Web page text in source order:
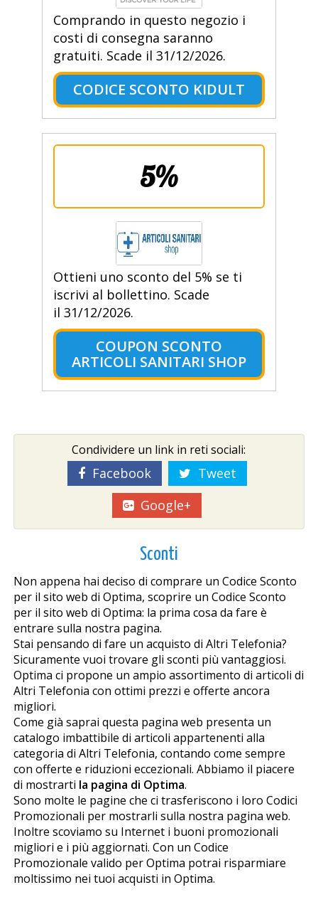
Comprando in questo negozio i
costi di consegna saranno
gratuiti. Scade il 31/12/2026.
CODICE SCONTO KIDULT
5%
Ottieni uno sconto del 5% se ti
iscrivi al bollettino. Scade
il 31/12/2026.
COUPON SCONTO
ARTICOLI SANITARI SHOP
Condividere un link in reti sociali:
Facebook
Tweet
Google+
Sconti
Non appena hai deciso di comprare un Codice Sconto
per il sito web di Optima, scoprire un Codice Sconto
per il sito web di Optima: la prima cosa da fare è
entrare sulla nostra pagina.
Stai pensando di fare un acquisto di Altri Telefonia?
Sicuramente vuoi trovare gli sconti più vantaggiosi.
Optima ci propone un ampio assortimento di articoli di
Altri Telefonia con ottimi prezzi e offerte ancora
migliori.
Come già saprai questa pagina web presenta un
catalogo imbattibile di articoli appartenenti alla
categoria di Altri Telefonia, contando come sempre
con offerte e riduzioni eccezionali. Abbiamo il piacere
di mostrarti la pagina di Optima.
Sono molte le pagine che ci trasferiscono i loro Codici
Promozionali per mostrarli sulla nostra pagina web.
Inoltre scoviamo su Internet i buoni promozionali
migliori e i più aggiornati. Con un Codice
Promozionale valido per Optima potrai risparmiare
moltissimo nei tuoi acquisti in Optima.